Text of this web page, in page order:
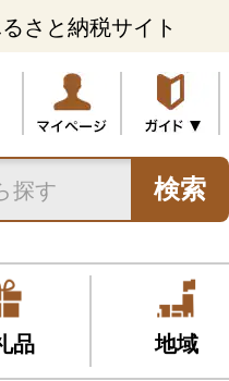
さと納税サイト
検索
品 地域